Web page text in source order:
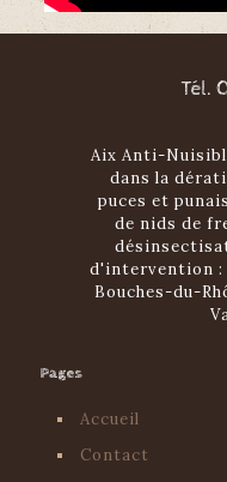
Tél.
Aix Anti-
dans la
puces et
de nids de
d'intervention :
Bouches-du-
Pages
Accueil
Contact